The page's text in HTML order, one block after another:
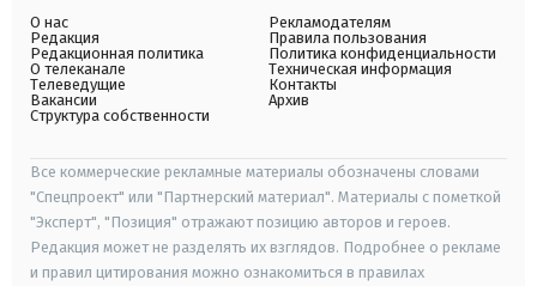
О нас
Редакция
Редакционная политика
О телеканале
Телеведущие
Вакансии
Структура собственности
Рекламодателям
Правила пользования
Политика конфиденциальности
Техническая информация
Контакты
Архив
Все коммерческие рекламные материалы обозначены словами
"Спецпроект" или "Партнерский материал". Материалы с пометкой
"Эксперт", "Позиция" отражают позицию авторов и героев.
Редакция может не разделять их взглядов. Подробнее о рекламе
и правил цитирования можно ознакомиться в правилах